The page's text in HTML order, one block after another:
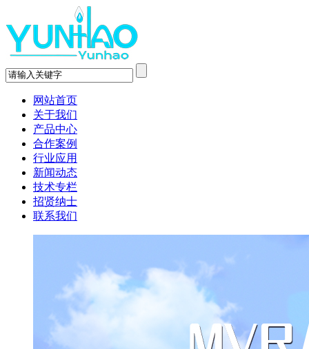
网站首页
关于我们
产品中心
合作案例
行业应用
新闻动态
技术专栏
招贤纳士
联系我们